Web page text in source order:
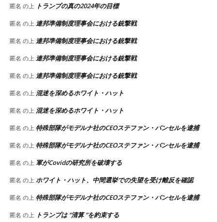
匿名 の上 トランプの真の2024年の目標
匿名 の上 連邦準備制度理事会における銃撃戦
匿名 の上 連邦準備制度理事会における銃撃戦
匿名 の上 連邦準備制度理事会における銃撃戦
匿名 の上 連邦準備制度理事会における銃撃戦
匿名 の上 混迷を深めるホワイト・ハット
匿名 の上 混迷を深めるホワイト・ハット
匿名 の上 特殊部隊がモデルナ社のCEOステファン・バンセルを逮捕
匿名 の上 特殊部隊がモデルナ社のCEOステファン・バンセルを逮捕
匿名 の上 軍がCovidの研究所を破壊する
匿名 の上 ホワイト・ハット、中間選挙での失望を受け離反を確認
匿名 の上 特殊部隊がモデルナ社のCEOステファン・バンセルを逮捕
匿名 の上 トランプは “清算 “を約束する